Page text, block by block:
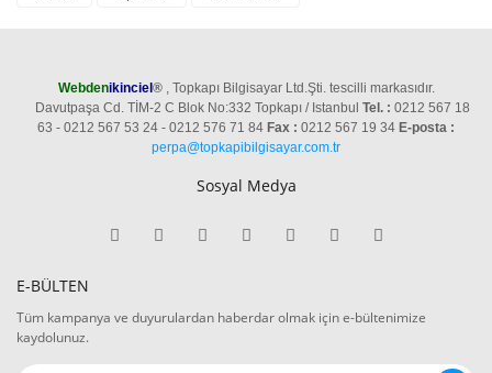
Webdenikinciel ®, Topkapı Bilgisayar Ltd.Şti. tescilli markasıdır.
Davutpaşa Cd. TİM-2 C Blok No:332 Topkapı / Istanbul Tel. : 0212 567 18
63 - 0212 567 53 24 - 0212 576 71 84 Fax : 0212 567 19 34 E-posta :
perpa@topkapibilgisayar.com.tr
Sosyal Medya
E-BÜLTEN
Tüm kampanya ve duyurulardan haberdar olmak için e-bültenimize
kaydolunuz.